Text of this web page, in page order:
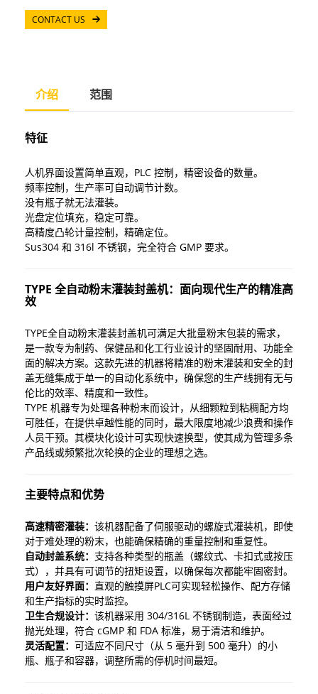
CONTACT US
介绍 范围
特征
人机界面设置简单直观，PLC 控制，精密设备的数量。
频率控制，生产率可自动调节计数。
没有瓶子就无法灌装。
光盘定位填充，稳定可靠。
高精度凸轮计量控制，精确定位。
Sus304 和 316l 不锈钢，完全符合 GMP 要求。
TYPE 全自动粉末灌装封盖机：面向现代生产的精准高
效
TYPE全自动粉末灌装封盖机可满足大批量粉末包装的需求，
是一款专为制药、保健品和化工行业设计的坚固耐用、功能全
面的解决方案。这款先进的机器将精准的粉末灌装和安全的封
盖无缝集成于单一的自动化系统中，确保您的生产线拥有无与
伦比的效率、精度和一致性。
TYPE 机器专为处理各种粉末而设计，从细颗粒到粘稠配方均
可胜任，在提供卓越性能的同时，最大限度地减少浪费和操作
人员干预。其模块化设计可实现快速换型，使其成为管理多条
产品线或频繁批次轮换的企业的理想之选。
主要特点和优势
高速精密灌装： 该机器配备了伺服驱动的螺旋式灌装机，即使
对于难处理的粉末，也能确保精确的重量控制和重复性。
自动封盖系统： 支持各种类型的瓶盖（螺纹式、卡扣式或按压
式），并具有可调节的扭矩设置，以确保每次都能牢固密封。
用户友好界面： 直观的触摸屏PLC可实现轻松操作、配方存储
和生产指标的实时监控。
卫生合规设计： 该机器采用 304/316L 不锈钢制造，表面经过
抛光处理，符合 cGMP 和 FDA 标准，易于清洁和维护。
灵活配置： 可适应不同尺寸（从 5 毫升到 500 毫升）的小
瓶、瓶子和容器，调整所需的停机时间最短。